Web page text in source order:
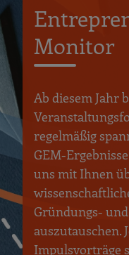
Monitor
Ab diesem Jahr
regelmäßig
GEM-
uns mit Ihnen
Gründungs-
auszutauschen.
Impulsvorträge